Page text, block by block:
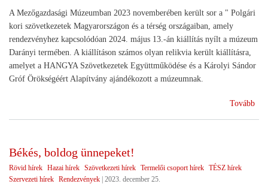
A Mezőgazdasági Múzeumban 2023 novemberében került sor a " Polgári
kori szövetkezetek Magyarországon és a térség országaiban, amely
rendezvényhez kapcsolódóan 2024. május 13.-án kiállítás nyílt a múzeum
Darányi termében. A kiállításon számos olyan relikvia került kiállításra,
amelyet a HANGYA Szövetkezetek Együttműködése és a Károlyi Sándor
Gróf Örökségéért Alapítvány ajándékozott a múzeumnak.
Tovább
Békés, boldog ünnepeket!
Rövid hírek Hazai hírek Szövetkezeti hírek Termelői csoport hírek TÉSZ hírek
Szervezeti hírek Rendezvények 2023. december 25.